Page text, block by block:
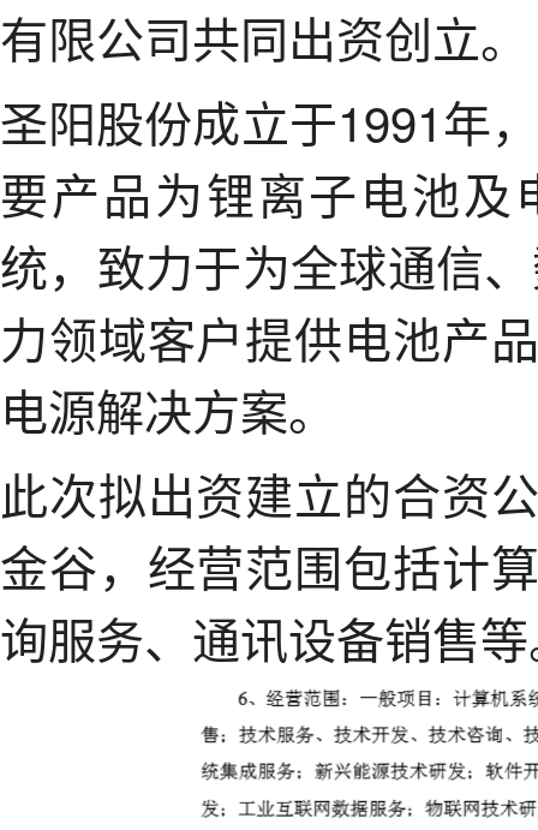
有限公司共同出资创立。
圣阳股份成立于1991年
要产品为锂离子电池
统，致力于为全球通信
力领域客户提供电池产
电源解决方案。
此次拟出资建立的合资
金谷，经营范围包括计
询服务、通讯设备销售